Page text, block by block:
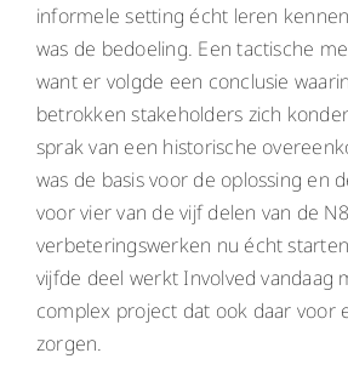
informele setting écht leren
was de bedoeling. Een tactische
want er volgde een conclusie
betrokken stakeholders zich
sprak van een historische
was de basis voor de oplossing en
voor vier van de vijf delen van de
verbeteringswerken nu écht
vijfde deel werkt Involved vandaag
complex project dat ook daar voor
zorgen.